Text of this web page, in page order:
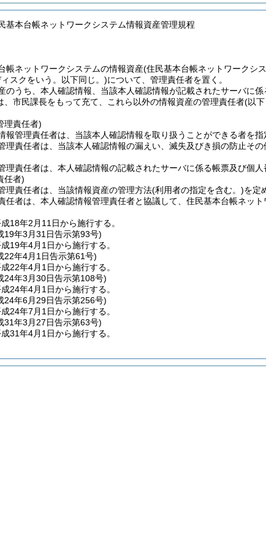
基本台帳ネットワークシステム情報資産管理規程
帳ネットワークシステムの情報資産(住民基本台帳ネットワークシ
スクをいう。以下同じ。)について、管理責任者を置く。
のうち、本人確認情報、当該本人確認情報が記載されたサーバに
、市民課長をもって充て、これら以外の情報資産の管理責任者(以
理責任者)
報管理責任者は、当該本人確認情報を取り扱うことができる者を指
理責任者は、当該本人確認情報の漏えい、滅失及びき損の防止そ
理責任者は、本人確認情報の記載されたサーバに係る帳票及び個人
任者)
理責任者は、当該情報資産の管理方法(利用者の指定を含む。)を定
任者は、本人確認情報管理責任者と協議して、住民基本台帳ネッ
18年2月11日から施行する。
19年3月31日告示第93号)
19年4月1日から施行する。
22年4月1日告示第61号)
22年4月1日から施行する。
24年3月30日告示第108号)
24年4月1日から施行する。
24年6月29日告示第256号)
24年7月1日から施行する。
31年3月27日告示第63号)
31年4月1日から施行する。